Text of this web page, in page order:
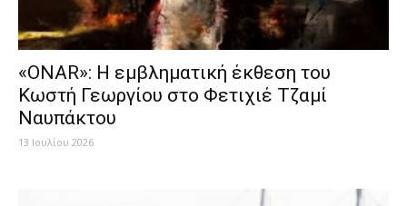
«ONAR»: Η εμβληματική έκθεση του
Κωστή Γεωργίου στο Φετιχιέ Τζαμί
Ναυπάκτου
13 Ιουλίου 2026